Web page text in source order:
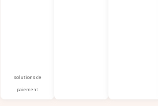
solutions de
paiement